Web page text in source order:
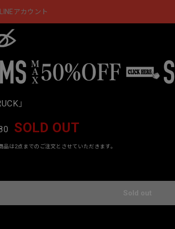
アカウント
」
SOLD OUT
品は2点までのご注文とさせていただきます。
Sold out